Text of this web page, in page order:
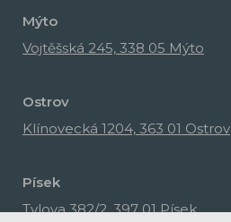
Mýto
Vojtěšská 245, 338 05 Mýto
Ostrov
Klínovecká 1204, 363 01 Ostrov
Písek
Tylova 382/2, 397 01 Písek